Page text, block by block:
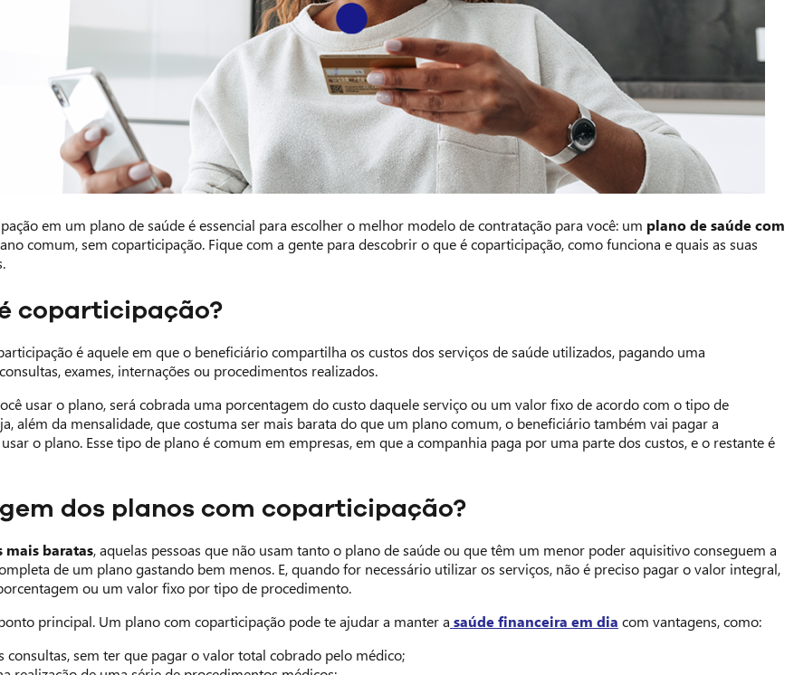
em um plano de saúde é essencial para escolher o melhor modelo de contratação para você: um plano de saúde com
comum, sem coparticipação. Fique com a gente para descobrir o que é coparticipação, como funciona e quais as suas
coparticipação?
é aquele em que o beneficiário compartilha os custos dos serviços de saúde utilizados, pagando uma
exames, internações ou procedimentos realizados.
usar o plano, será cobrada uma porcentagem do custo daquele serviço ou um valor fixo de acordo com o tipo de
além da mensalidade, que costuma ser mais barata do que um plano comum, o beneficiário também vai pagar a
o plano. Esse tipo de plano é comum em empresas, em que a companhia paga por uma parte dos custos, e o restante é
dos planos com coparticipação?
mais baratas, aquelas pessoas que não usam tanto o plano de saúde ou que têm um menor poder aquisitivo conseguem a
de um plano gastando bem menos. E, quando for necessário utilizar os serviços, não é preciso pagar o valor integral,
ou um valor fixo por tipo de procedimento.
principal. Um plano com coparticipação pode te ajudar a manter a saúde financeira em dia com vantagens, como:
consultas, sem ter que pagar o valor total cobrado pelo médico;